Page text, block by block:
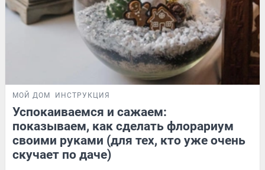
МОЙ ДОМ ИНСТРУКЦИЯ
Успокаиваемся и сажаем:
показываем, как сделать флорариум
своими руками (для тех, кто уже очень
скучает по даче)